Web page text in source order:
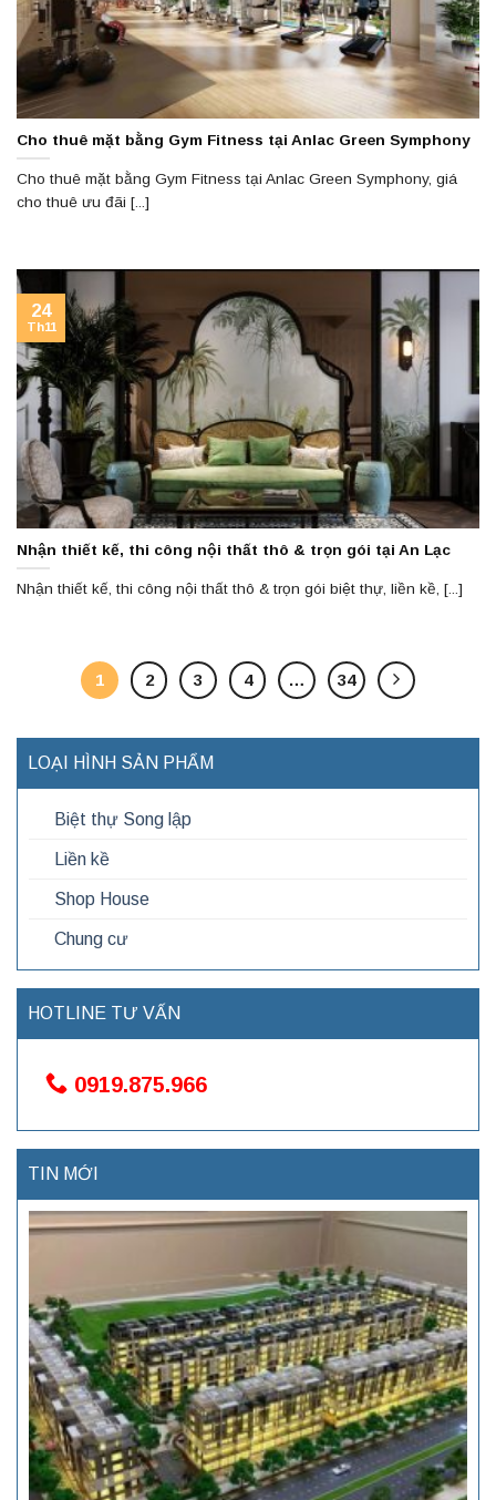
Cho thuê mặt bằng Gym Fitness tại Anlac Green Symphony
Cho thuê mặt bằng Gym Fitness tại Anlac Green Symphony, giá
cho thuê ưu đãi [...]
Nhận thiết kế, thi công nội thất thô & trọn gói tại An Lạc
Nhận thiết kế, thi công nội thất thô & trọn gói biệt thự, liền kề, [...]
24
Th11
1 2 3 4 … 34
LOẠI HÌNH SẢN PHẨM
Biệt thự Song lập
Liền kề
Shop House
Chung cư
HOTLINE TƯ VẤN
0919.875.966
TIN MỚI